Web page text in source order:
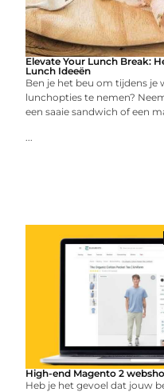
Elevate Your Lunch Break:
Lunch Ideeën
Ben je het beu om tijdens je
lunchopties te nemen?
een saaie sandwich of een
...
High-end Magento 2
Heb je het gevoel dat jouw